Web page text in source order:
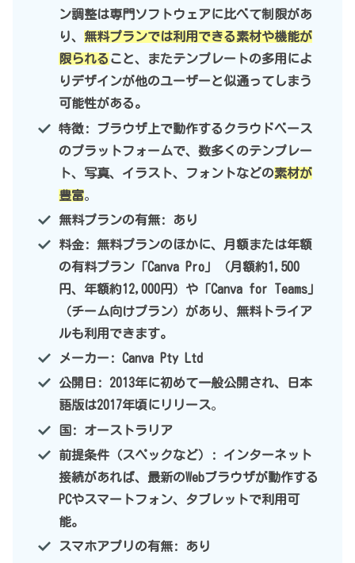
ン調整は専門ソフトウェアに比べて制限があ
り、 無料プランでは利用できる素材や機能が
限られる こと、またテンプレートの多用によ
りデザインが他のユーザーと似通ってしまう
可能性がある。
特徴: ブラウザ上で動作するクラウドベース
のプラットフォームで、数多くのテンプレー
ト、写真、イラスト、フォントなどの素材が
豊富。
無料プランの有無: あり
料金: 無料プランのほかに、月額または年額
の有料プラン「Canva Pro」（月額約1,500
円、年額約12,000円）や「Canva for Teams」
（チーム向けプラン）があり、無料トライア
ルも利用できます。
メーカー: Canva Pty Ltd
公開日: 2013年に初めて一般公開され、日本
語版は2017年頃にリリース。
国: オーストラリア
前提条件（スペックなど）: インターネット
接続があれば、最新のWebブラウザが動作する
PCやスマートフォン、タブレットで利用可
能。
スマホアプリの有無: あり